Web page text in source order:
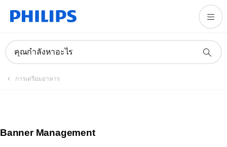
คุณกำลังหาอะไร
การเตรียมอาหาร
Banner Management